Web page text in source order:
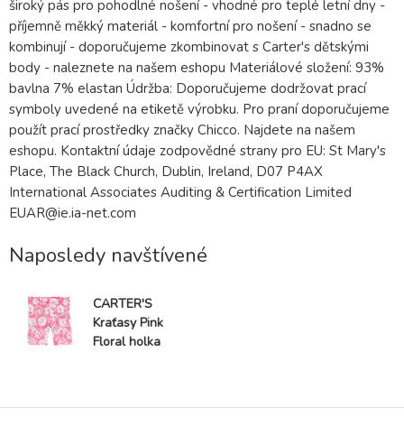
široký pás pro pohodlné nošení - vhodné pro teplé letní dny -
příjemně měkký materiál - komfortní pro nošení - snadno se
kombinují - doporučujeme zkombinovat s Carter's dětskými
body - naleznete na našem eshopu Materiálové složení: 93%
bavlna 7% elastan Údržba: Doporučujeme dodržovat prací
symboly uvedené na etiketě výrobku. Pro praní doporučujeme
použít prací prostředky značky Chicco. Najdete na našem
eshopu. Kontaktní údaje zodpovědné strany pro EU: St Mary's
Place, The Black Church, Dublin, Ireland, D07 P4AX
International Associates Auditing & Certification Limited
EUAR@ie.ia-net.com
Naposledy navštívené
CARTER'S
Kraťasy Pink
Floral holka